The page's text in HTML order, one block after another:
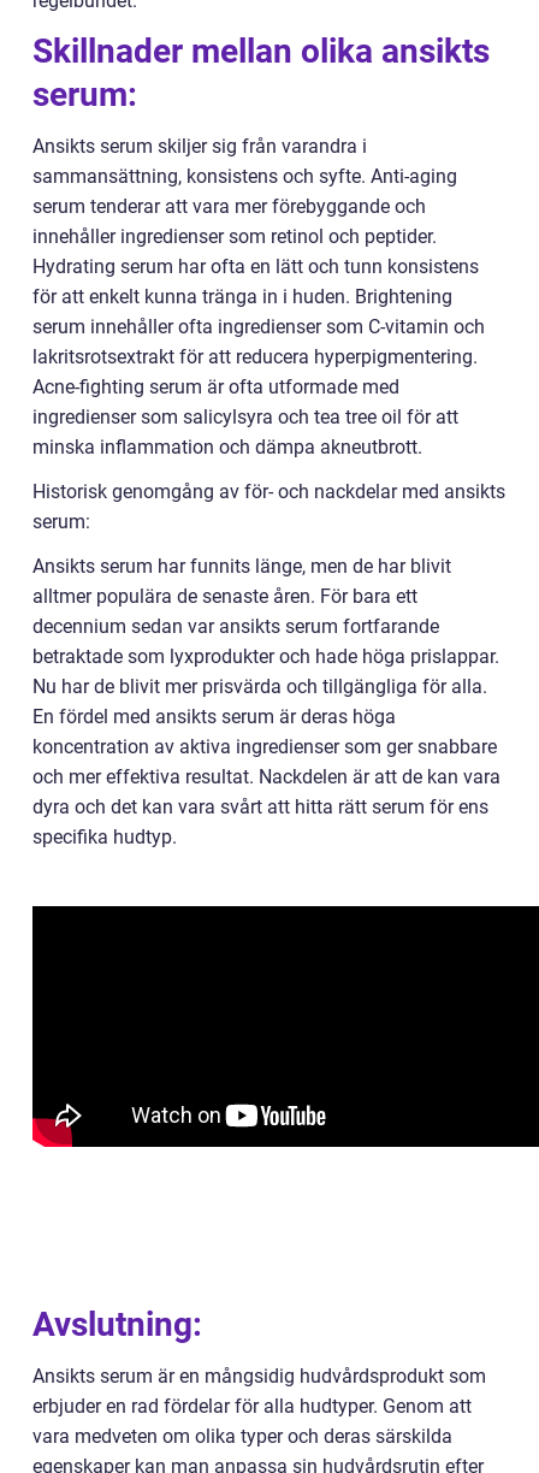
Skillnader mellan olika ansikts
serum:
Ansikts serum skiljer sig från varandra i
sammansättning, konsistens och syfte. Anti-aging
serum tenderar att vara mer förebyggande och
innehåller ingredienser som retinol och peptider.
Hydrating serum har ofta en lätt och tunn konsistens
för att enkelt kunna tränga in i huden. Brightening
serum innehåller ofta ingredienser som C-vitamin och
lakritsrotsextrakt för att reducera hyperpigmentering.
Acne-fighting serum är ofta utformade med
ingredienser som salicylsyra och tea tree oil för att
minska inflammation och dämpa akneutbrott.
Historisk genomgång av för- och nackdelar med ansikts
serum:
Ansikts serum har funnits länge, men de har blivit
alltmer populära de senaste åren. För bara ett
decennium sedan var ansikts serum fortfarande
betraktade som lyxprodukter och hade höga prislappar.
Nu har de blivit mer prisvärda och tillgängliga för alla.
En fördel med ansikts serum är deras höga
koncentration av aktiva ingredienser som ger snabbare
och mer effektiva resultat. Nackdelen är att de kan vara
dyra och det kan vara svårt att hitta rätt serum för ens
specifika hudtyp.
Avslutning:
Ansikts serum är en mångsidig hudvårdsprodukt som
erbjuder en rad fördelar för alla hudtyper. Genom att
vara medveten om olika typer och deras särskilda
egenskaper kan man anpassa sin hudvårdsrutin efter